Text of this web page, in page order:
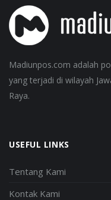
Madiunpos.com adalah
yang terjadi di wilayah
Raya.
USEFUL LINKS
Tentang Kami
Kontak Kami